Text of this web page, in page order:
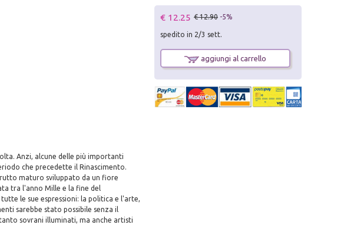
Anzi, alcune delle più importanti
che precedette il Rinascimento.
maturo sviluppato da un fiore
tra l'anno Mille e la fine del
le sue espressioni: la politica e l'arte,
sarebbe stato possibile senza il
sovrani illuminati, ma anche artisti
€ 12.25 € 12.90 -5%
spedito in 2/3 sett.
aggiungi al carrello
x
Interessato ai nostri libri?
Sarai informato delle nostre novità, potrai
comunque cancellarti quando desideri.
modulo di iscrizione